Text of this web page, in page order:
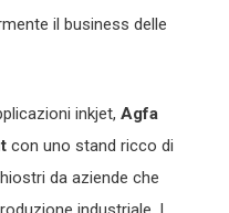
il business delle
inkjet, Agfa
con uno stand ricco di
da aziende che